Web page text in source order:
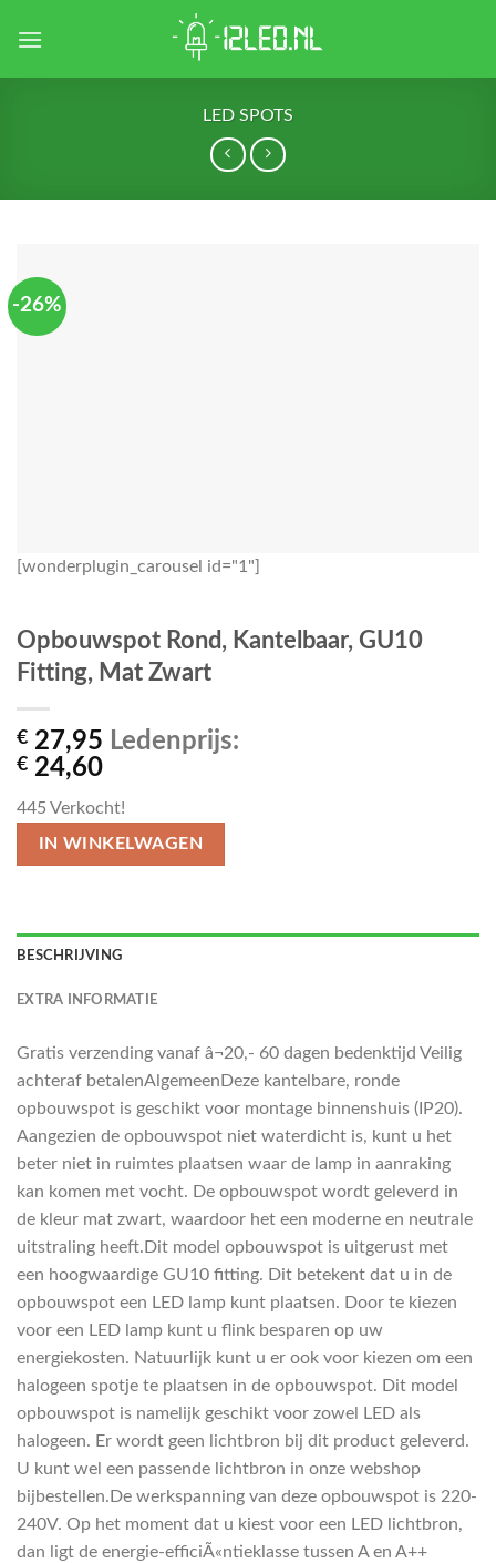
LED SPOTS
-26%
[wonderplugin_carousel id="1"]
Opbouwspot Rond, Kantelbaar, GU10
Fitting, Mat Zwart
€ 27,95 Ledenprijs:
€ 24,60
445 Verkocht!
IN WINKELWAGEN
BESCHRIJVING
EXTRA INFORMATIE
Gratis verzending vanaf â¬20,- 60 dagen bedenktijd Veilig
achteraf betalenAlgemeenDeze kantelbare, ronde
opbouwspot is geschikt voor montage binnenshuis (IP20).
Aangezien de opbouwspot niet waterdicht is, kunt u het
beter niet in ruimtes plaatsen waar de lamp in aanraking
kan komen met vocht. De opbouwspot wordt geleverd in
de kleur mat zwart, waardoor het een moderne en neutrale
uitstraling heeft.Dit model opbouwspot is uitgerust met
een hoogwaardige GU10 fitting. Dit betekent dat u in de
opbouwspot een LED lamp kunt plaatsen. Door te kiezen
voor een LED lamp kunt u flink besparen op uw
energiekosten. Natuurlijk kunt u er ook voor kiezen om een
halogeen spotje te plaatsen in de opbouwspot. Dit model
opbouwspot is namelijk geschikt voor zowel LED als
halogeen. Er wordt geen lichtbron bij dit product geleverd.
U kunt wel een passende lichtbron in onze webshop
bijbestellen.De werkspanning van deze opbouwspot is 220-
240V. Op het moment dat u kiest voor een LED lichtbron,
dan ligt de energie-efficiÃ«ntieklasse tussen A en A++